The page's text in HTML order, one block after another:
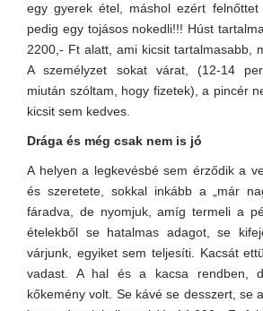
egy gyerek étel, máshol ezért
pedig egy tojásos nokedli!!! Húst
2200,- Ft alatt, ami kicsit tartalmasabb,
A személyzet sokat várat, (12-14
miután szóltam, hogy fizetek), a pincér
kicsit sem kedves.
Drága és még csak nem is jó
A helyen a legkevésbé sem érződik a
és szeretete, sokkal inkább a „már
fáradva, de nyomjuk, amíg termeli a
ételekből se hatalmas adagot, se
várjunk, egyiket sem teljesíti. Kacsát
vadast. A hal és a kacsa rendben,
kőkemény volt. Se kávé se desszert, se